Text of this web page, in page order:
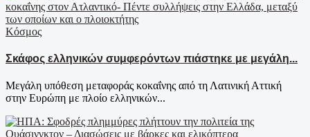
Κόσμος
Σκάφος ελληνικών συμφερόντων πιάστηκε με μεγάλη...
Μεγάλη υπόθεση μεταφοράς κοκαΐνης από τη Λατινική Αττική
στην Ευρώπη με πλοίο ελληνικών...